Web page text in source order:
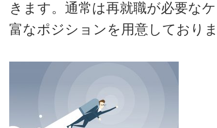
きます。通常は再就職が必要な
富なポジションを用意しており